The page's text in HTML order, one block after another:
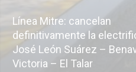
La Ciudad vuelve a
licitación de la línea F